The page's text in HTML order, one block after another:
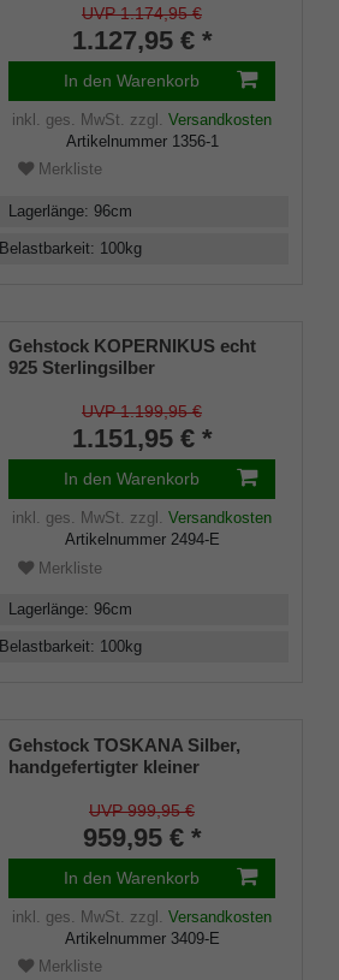
echtem 925/1000 Sterlingsilber
mit aufwändigen Ziselierungen,
aufgesetzt auf einen Stock aus
edlem, zartbraun gemasertem
Kirschbaumholz, inklusiv
Gummipuffer.
UVP 1.174,95 €
1.127,95 € *
In den Warenkorb
inkl. ges. MwSt. zzgl. Versandkosten
Artikelnummer 1356-1
Merkliste
Lagerlänge: 96cm
Belastbarkeit: 100kg
Gehstock KOPERNIKUS echt
925 Sterlingsilber
Makassar Ebenholz
UVP 1.199,95 €
1.151,95 € *
In den Warenkorb
inkl. ges. MwSt. zzgl. Versandkosten
Artikelnummer 2494-E
Merkliste
Lagerlänge: 96cm
Belastbarkeit: 100kg
Gehstock TOSKANA Silber,
handgefertigter kleiner
Sterling Silber mit feinen
mediterranen Ziselierungen,
aufgesetzt auf einen Stock aus
edlem Makassar Ebenholz,
inklusiv Schlankpuffer.
UVP 999,95 €
959,95 € *
In den Warenkorb
inkl. ges. MwSt. zzgl. Versandkosten
Artikelnummer 3409-E
Merkliste